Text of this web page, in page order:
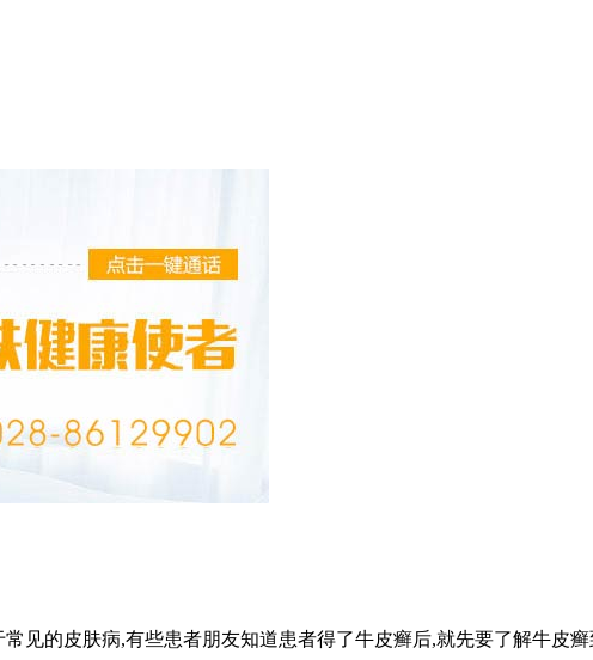
见的皮肤病,有些患者朋友知道患者得了牛皮癣后,就先要了解牛皮